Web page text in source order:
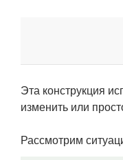
Эта конструкция
изменить или
Рассмотрим